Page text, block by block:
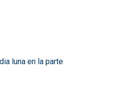
luna en la parte